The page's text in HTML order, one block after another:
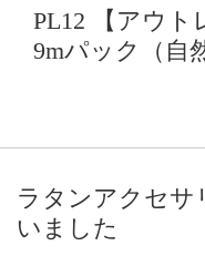
PL12 【アウト
9mパック（自
ラタンアクセ
いました